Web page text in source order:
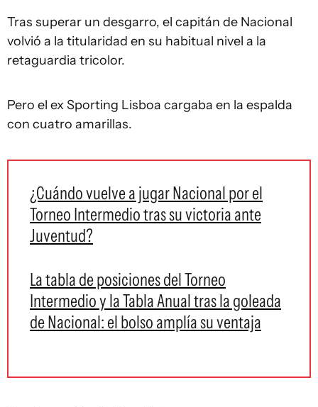
Tras superar un desgarro, el capitán de Nacional
volvió a la titularidad en su habitual nivel a la
retaguardia tricolor.
Pero el ex Sporting Lisboa cargaba en la espalda
con cuatro amarillas.
¿Cuándo vuelve a jugar Nacional por el
Torneo Intermedio tras su victoria ante
Juventud?
La tabla de posiciones del Torneo
Intermedio y la Tabla Anual tras la goleada
de Nacional: el bolso amplía su ventaja